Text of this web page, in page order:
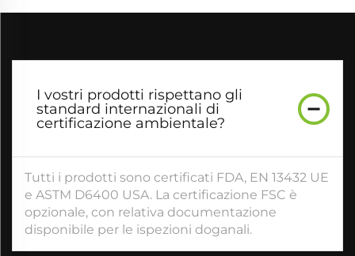
I vostri prodotti rispettano gli
standard internazionali di
certificazione ambientale?
Tutti i prodotti sono certificati FDA, EN 13432 UE
e ASTM D6400 USA. La certificazione FSC è
opzionale, con relativa documentazione
disponibile per le ispezioni doganali.